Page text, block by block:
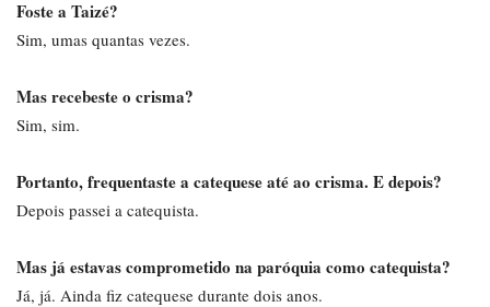
Foste a Taizé?
Sim, umas quantas vezes.
Mas recebeste o crisma?
Sim, sim.
Portanto, frequentaste a catequese até ao crisma. E depois?
Depois passei a catequista.
Mas já estavas comprometido na paróquia como catequista?
Já, já. Ainda fiz catequese durante dois anos.